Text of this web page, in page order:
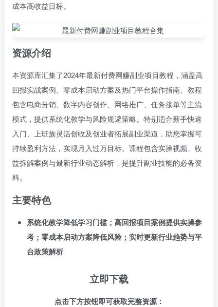
成本高收益目标。
资源介绍
本资源库汇集了2024年最新付费网赚副业项目教程，涵盖高
回报实战案例、零成本启动方案及热门平台操作指南。教程
包含电商分销、数字内容创作、网络推广、任务接单等主流
模式，提供系统化教学与风险规避策略。特别适合新手快速
入门、上班族灵活创收及创业者拓展副业渠道，助您掌握可
持续盈利方法，实现月入过万目标。课程包含实操视频、收
益拆解案例与最新行业动态解析，是提升副业技能的必备资
料。
主要特色
系统化教学降低学习门槛；高回报项目案例提供实操参
考；零成本启动方案降低风险；实时更新行业趋势与平
台政策解析
立即下载
点击下方按钮即可获取完整资源：